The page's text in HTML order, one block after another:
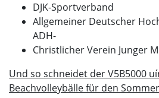
DJK-Sportverband
Allgemeiner Deutscher
ADH-
Christlicher Verein Junger
Und so schneidet der V5B5000
Beachvolleybälle für den